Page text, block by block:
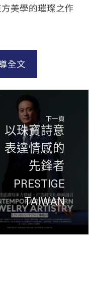
美學的璀璨之作
全文
下一頁
以珠寶詩意
表達情感的
先鋒者
PRESTIGE
TAIWAN